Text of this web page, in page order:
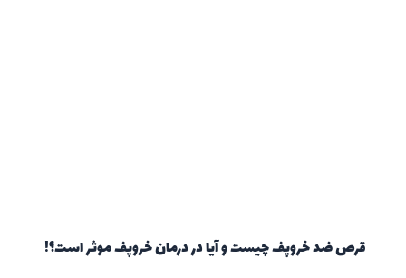
قرص ضد خروپف چیست و آیا در درمان خروپف موثر است؟!